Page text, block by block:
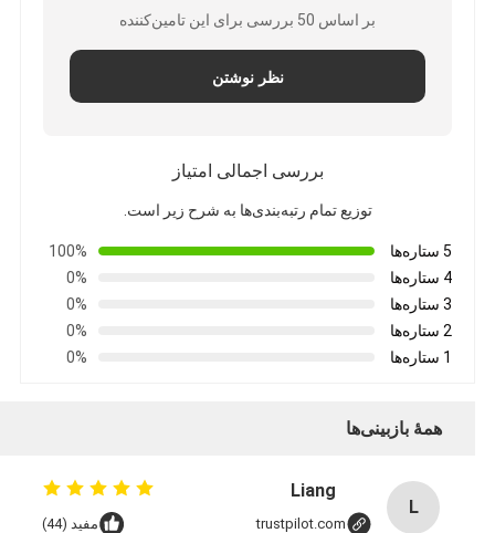
بر اساس 50 بررسی برای این تامین‌کننده
نظر نوشتن
بررسی اجمالی امتیاز
توزیع تمام رتبه‌بندی‌ها به شرح زیر است.
5 ستاره‌ها
100%
4 ستاره‌ها
0%
3 ستاره‌ها
0%
2 ستاره‌ها
0%
1 ستاره‌ها
0%
همهٔ بازبینی‌ها
L
Liang
trustpilot.com مفید (44)